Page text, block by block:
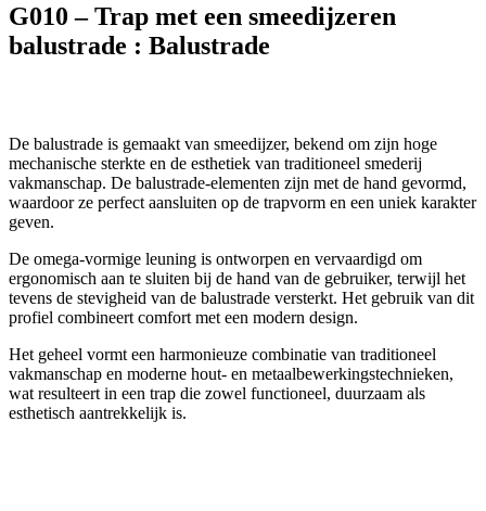
G010 – Trap met een smeedijzeren
balustrade : Balustrade
De balustrade is gemaakt van smeedijzer, bekend om zijn hoge
mechanische sterkte en de esthetiek van traditioneel smederij
vakmanschap. De balustrade-elementen zijn met de hand gevormd,
waardoor ze perfect aansluiten op de trapvorm en een uniek karakter
geven.
De omega-vormige leuning is ontworpen en vervaardigd om
ergonomisch aan te sluiten bij de hand van de gebruiker, terwijl het
tevens de stevigheid van de balustrade versterkt. Het gebruik van dit
profiel combineert comfort met een modern design.
Het geheel vormt een harmonieuze combinatie van traditioneel
vakmanschap en moderne hout- en metaalbewerkingstechnieken,
wat resulteert in een trap die zowel functioneel, duurzaam als
esthetisch aantrekkelijk is.